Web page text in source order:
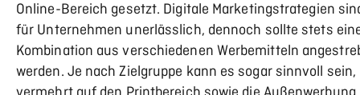
Online-Bereich gesetzt. Digitale Marketingstrategien
für Unternehmen unerlässlich, dennoch sollte stets
Kombination aus verschiedenen Werbemitteln
werden. Je nach Zielgruppe kann es sogar sinnvoll sein,